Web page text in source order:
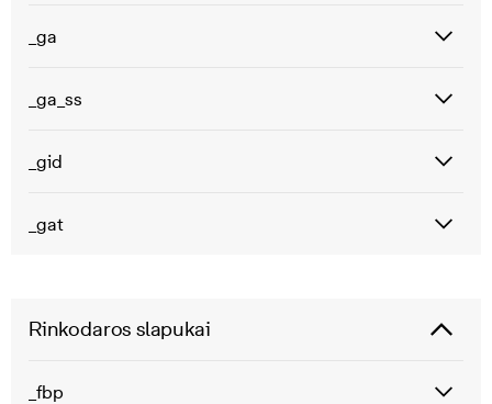
_ga
_ga_ss
_gid
_gat
Rinkodaros slapukai
_fbp